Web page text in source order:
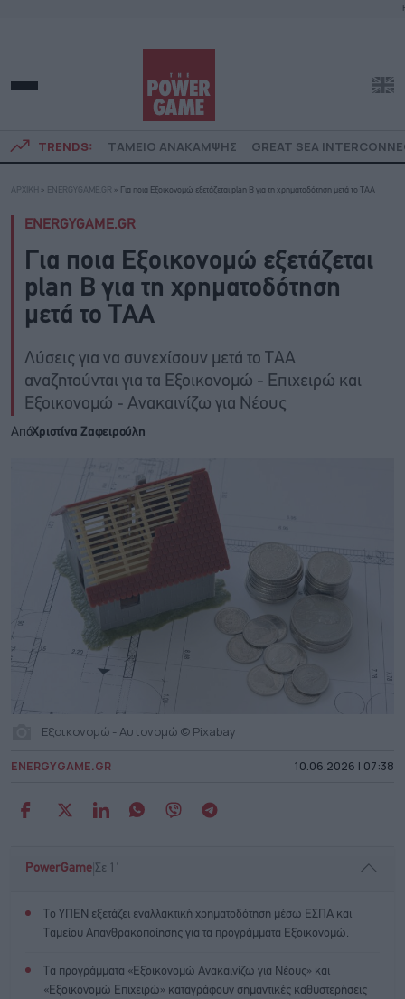
TRENDS: ΤΑΜΕΙΟ ΑΝΑΚΑΜΨΗΣ GREAT SEA
ΑΡΧΙΚΗ » ENERGYGAME.GR » Για ποια Εξοικονομώ εξετάζεται plan B για τη χρηματοδότηση μετά το TAA
ENERGYGAME.GR
Για ποια Εξοικονομώ εξετάζεται
plan B για τη χρηματοδότηση
μετά το TAA
Λύσεις για να συνεχίσουν μετά το ΤΑΑ
αναζητούνται για τα Εξοικονομώ - Επιχειρώ και
Εξοικονομώ - Ανακαινίζω για Νέους
ΑπόΧριστίνα Ζαφειρούλη
Εξοικονομώ - Αυτονομώ © Pixabay
ENERGYGAME.GR 10.06.2026 | 07:38
PowerGame Σε 1'
Το ΥΠΕΝ εξετάζει εναλλακτική χρηματοδότηση μέσω ΕΣΠΑ και
Ταμείου Απανθρακοποίησης για τα προγράμματα Εξοικονομώ.
Τα προγράμματα «Εξοικονομώ Ανακαινίζω για Νέους» και
«Εξοικονομώ Επιχειρώ» καταγράφουν σημαντικές καθυστερήσεις